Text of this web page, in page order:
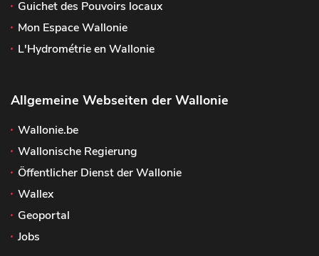
Guichet des Pouvoirs locaux
Mon Espace Wallonie
L'Hydrométrie en Wallonie
Allgemeine Webseiten der Wallonie
Wallonie.be
Wallonische Regierung
Öffentlicher Dienst der Wallonie
Wallex
Geoportal
Jobs